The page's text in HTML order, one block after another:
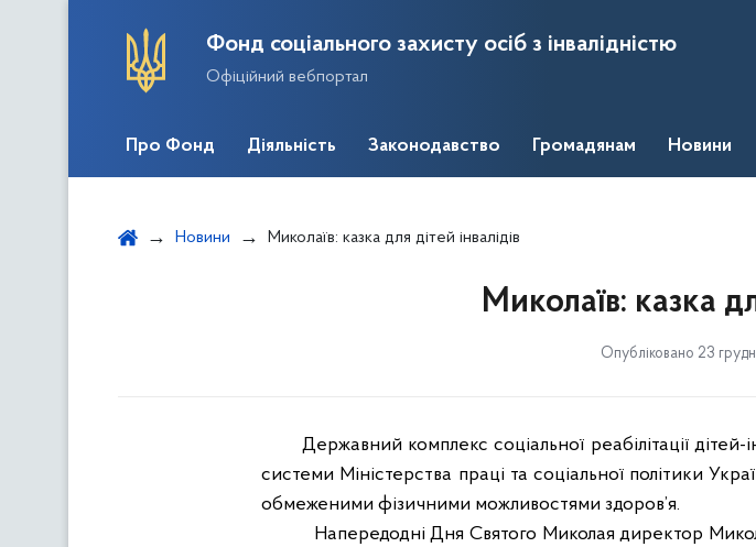
Фонд соціального захисту осіб з інвалідністю
Офіційний вебпортал
Про Фонд Діяльність Законодавство Громадянам Новини
Новини Миколаїв: казка для дітей інвалідів
Миколаїв: казка
Опубліковано 23
Державний комплекс соціальної реабілітації
системи Міністерства праці та соціальної політики
обмеженими фізичними можливостями здоров’я.
Напередодні Дня Святого Миколая директор